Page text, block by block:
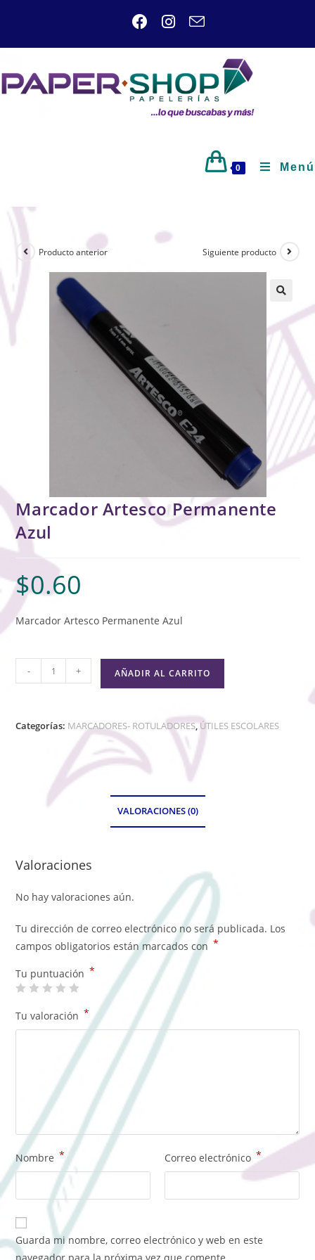
0 Menú
Producto anterior Siguiente producto
Marcador Artesco Permanente
Azul
$0.60
Marcador Artesco Permanente Azul
- + AÑADIR AL CARRITO
Categorías: MARCADORES- ROTULADORES,ÚTILES ESCOLARES
VALORACIONES (0)
Valoraciones
No hay valoraciones aún.
Tu dirección de correo electrónico no será publicada. Los
campos obligatorios están marcados con *
Tu puntuación *
Tu valoración *
Nombre * Correo electrónico *
Guarda mi nombre, correo electrónico y web en este